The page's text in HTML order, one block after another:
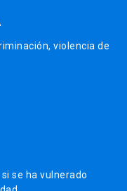
violencia de
se ha vulnerado